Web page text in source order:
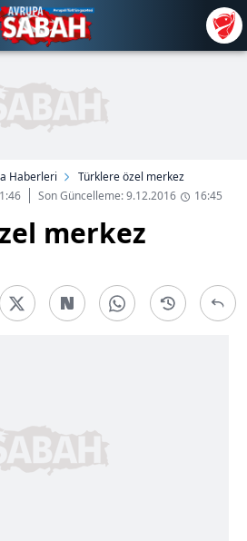
Haberleri
Türklere özel merkez
Son Güncelleme: 9.12.2016 16:45
merkez